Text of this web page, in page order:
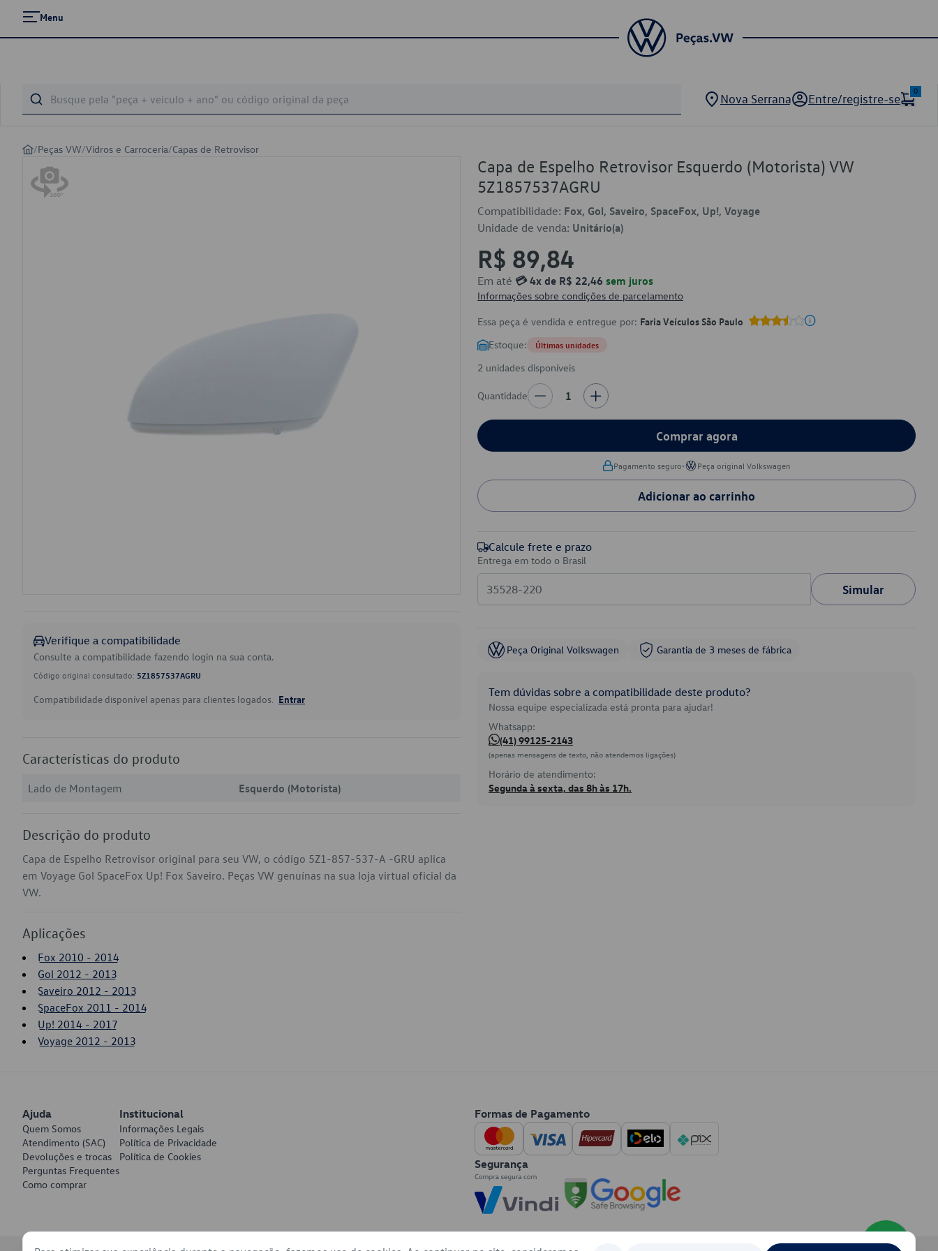
Menu
Nova Serrana Entre/registre-se
0
/Peças VW/Vidros e Carroceria/Capas de Retrovisor
Verifique a compatibilidade
Consulte a compatibilidade fazendo login na sua conta.
Código original consultado: 5Z1857537AGRU
Compatibilidade disponível apenas para clientes logados. Entrar
Características do produto
Lado de Montagem Esquerdo (Motorista)
Descrição do produto
Capa de Espelho Retrovisor original para seu VW, o código 5Z1-857-537-A -GRU aplica
em Voyage Gol SpaceFox Up! Fox Saveiro. Peças VW genuínas na sua loja virtual oficial da
VW.
Aplicações
Fox 2010 - 2014
Gol 2012 - 2013
Saveiro 2012 - 2013
SpaceFox 2011 - 2014
Up! 2014 - 2017
Voyage 2012 - 2013
Capa de Espelho Retrovisor Esquerdo (Motorista) VW
5Z1857537AGRU
Compatibilidade: Fox, Gol, Saveiro, SpaceFox, Up!, Voyage
Unidade de venda: Unitário(a)
R$ 89,84
Em até 💳 4x de R$ 22,46 sem juros
Informações sobre condições de parcelamento
Essa peça é vendida e entregue por: Faria Veículos São Paulo
Estoque: Últimas unidades
2 unidades disponíveis
Quantidade 1
Comprar agora
Pagamento seguro• Peça original Volkswagen
Adicionar ao carrinho
Calcule frete e prazo
Entrega em todo o Brasil
Simular
Peça Original Volkswagen Garantia de 3 meses de fábrica
Tem dúvidas sobre a compatibilidade deste produto?
Nossa equipe especializada está pronta para ajudar!
Whatsapp:
(41) 99125-2143
(apenas mensagens de texto, não atendemos ligações)
Horário de atendimento:
Segunda à sexta, das 8h às 17h.
Ajuda
Quem Somos
Atendimento (SAC)
Devoluções e trocas
Perguntas Frequentes
Como comprar
Institucional
Informações Legais
Política de Privacidade
Política de Cookies
Formas de Pagamento
Segurança